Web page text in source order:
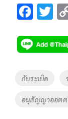
F
e
b
o
o
k
T
tt
er
Tags
กับระเบิด
อนุสัญญาออตต